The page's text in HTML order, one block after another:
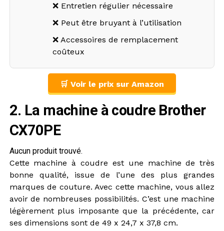
❌ Entretien régulier nécessaire
❌ Peut être bruyant à l’utilisation
❌ Accessoires de remplacement
coûteux
🛒 Voir le prix sur Amazon
2. La machine à coudre Brother
CX70PE
Aucun produit trouvé.
Cette machine à coudre est une machine de très
bonne qualité, issue de l’une des plus grandes
marques de couture. Avec cette machine, vous allez
avoir de nombreuses possibilités. C’est une machine
légèrement plus imposante que la précédente, car
ses dimensions sont de 49 x 24,7 x 37,8 cm.